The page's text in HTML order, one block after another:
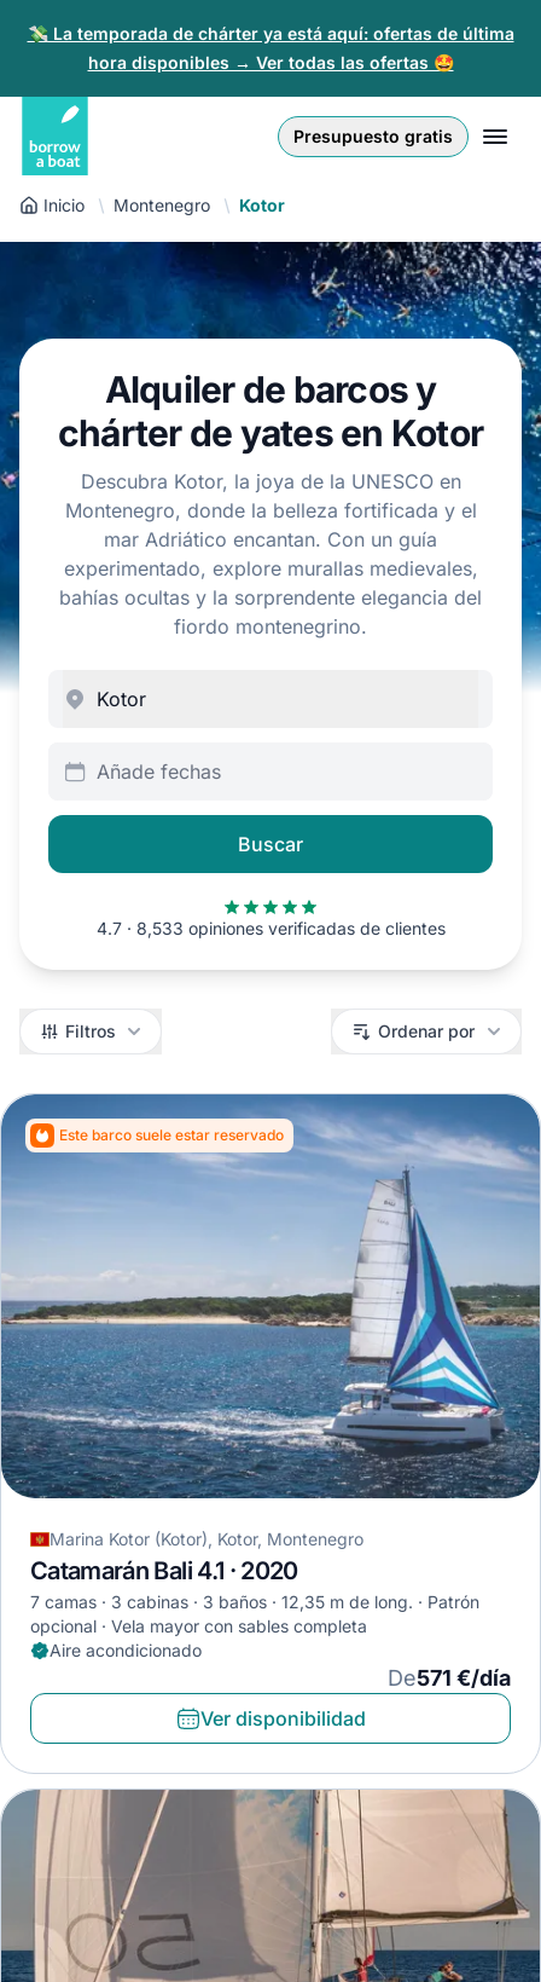
💸 La temporada de chárter ya está aquí: ofertas de última
hora disponibles → Ver todas las ofertas 🤩
Presupuesto gratis
Iniciar sesión
Regístrate
Para partners
€ EUR
Złoty
English (UK)
Nederlands
Español
Polski
Inicio Montenegro Kotor
Alquiler de barcos y
chárter de yates en Kotor
Descubra Kotor, la joya de la UNESCO en
Montenegro, donde la belleza fortificada y el
mar Adriático encantan. Con un guía
experimentado, explore murallas medievales,
bahías ocultas y la sorprendente elegancia del
fiordo montenegrino.
Añade fechas
Buscar
4.7 · 8,533 opiniones verificadas de clientes
Filtros Filtros Ordenar por
Este barco suele estar reservado
Marina Kotor (Kotor), Kotor, Montenegro
Catamarán Bali 4.1 · 2020
7 camas 3 cabinas 3 baños 12,35 m de long.
Patrón
opcional
Vela mayor con sables completa
Aire acondicionado
De571 €/día
Ver disponibilidad